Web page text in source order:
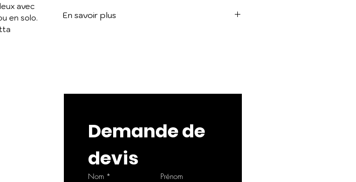
avec
en solo.
En savoir plus
Demande de
devis
Nom * Prénom